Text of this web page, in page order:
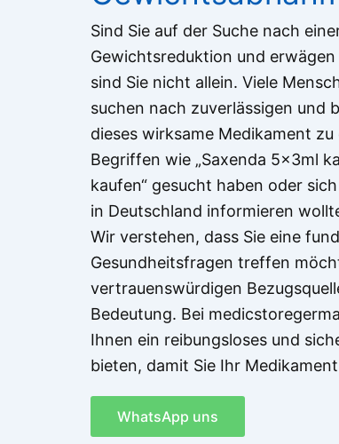
Sind Sie auf der Suche nach
Gewichtsreduktion und
sind Sie nicht allein. Viele
suchen nach zuverlässigen und
dieses wirksame Medikament
Begriffen wie „Saxenda 5x3ml
kaufen“ gesucht haben oder
in Deutschland informieren
Wir verstehen, dass Sie eine
Gesundheitsfragen treffen
vertrauenswürdigen
Bedeutung. Bei
Ihnen ein reibungsloses und
bieten, damit Sie Ihr
WhatsApp uns